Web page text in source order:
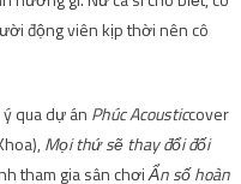
động viên kịp thời nên cô
qua dự án Phúc Acousticcover
Mọi thứ sẽ thay đổi đối
tham gia sân chơiẨn số hoàn